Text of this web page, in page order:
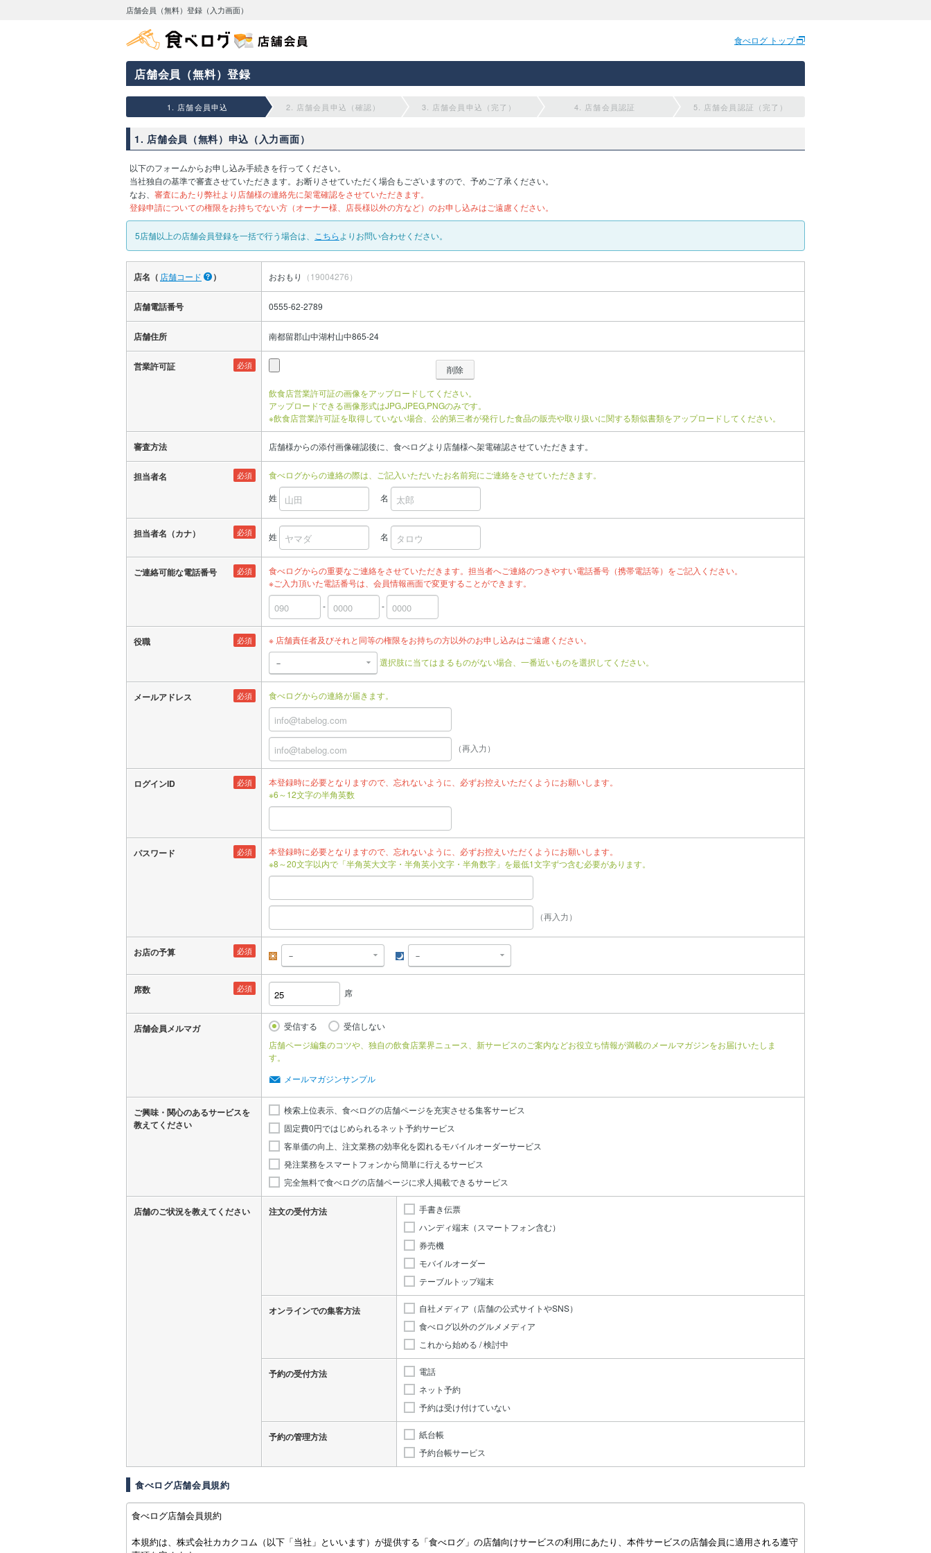
店舗会員（無料）登録（入力画面）
食べログ トップ
店舗会員（無料）登録
1. 店舗会員申込 2. 店舗会員申込（確認） 3. 店舗会員申込（完了） 4. 店舗会員認証 5. 店舗会員認証（完了）
1. 店舗会員（無料）申込（入力画面）
以下のフォームからお申し込み手続きを行ってください。
当社独自の基準で審査させていただきます。お断りさせていただく場合もございますので、予めご了承ください。
なお、 審査にあたり弊社より店舗様の連絡先に架電確認をさせていただきます。
登録申請についての権限をお持ちでない方（オーナー様、店長様以外の方など）のお申し込みはご遠慮ください。
5店舗以上の店舗会員登録を一括で行う場合は、 こちら よりお問い合わせください。
店名（ 店舗コード ） おおもり （19004276）
店舗電話番号 0555-62-2789
店舗住所 南都留郡山中湖村山中865-24
必須
営業許可証
飲食店営業許可証の画像をアップロードしてください。
アップロードできる画像形式はJPG,JPEG,PNGのみです。
※飲食店営業許可証を取得していない場合、公的第三者が発行した食品の販売や取り扱いに関する類似書類をアップロードしてください。
審査方法 店舗様からの添付画像確認後に、食べログより店舗様へ架電確認させていただきます。
必須
担当者名
食べログからの連絡の際は、ご記入いただいたお名前宛にご連絡をさせていただきます。
姓
名
必須
担当者名（カナ） 姓 名
必須
ご連絡可能な電話番号
食べログからの重要なご連絡をさせていただきます。担当者へご連絡のつきやすい電話番号（携帯電話等）をご記入ください。
※ご入力頂いた電話番号は、会員情報画面で変更することができます。
-
-
必須
役職
※ 店舗責任者及びそれと同等の権限をお持ちの方以外のお申し込みはご遠慮ください。
選択肢に当てはまるものがない場合、一番近いものを選択してください。
必須
メールアドレス 食べログからの連絡が届きます。
（再入力）
必須
ログインID
本登録時に必要となりますので、忘れないように、必ずお控えいただくようにお願いします。
※6～12文字の半角英数
必須
パスワード
本登録時に必要となりますので、忘れないように、必ずお控えいただくようにお願いします。
※8～20文字以内で「半角英大文字・半角英小文字・半角数字」を最低1文字ずつ含む必要があります。
（再入力）
必須
お店の予算
必須
席数 席
店舗会員メルマガ 受信する
受信しない
店舗ページ編集のコツや、独自の飲食店業界ニュース、新サービスのご案内などお役立ち情報が満載のメールマガジンをお届けいたしま
す。
メールマガジンサンプル
ご興味・関心のあるサービスを
教えてください
検索上位表示、食べログの店舗ページを充実させる集客サービス
固定費0円ではじめられるネット予約サービス
客単価の向上、注文業務の効率化を図れるモバイルオーダーサービス
発注業務をスマートフォンから簡単に行えるサービス
完全無料で食べログの店舗ページに求人掲載できるサービス
店舗のご状況を教えてください 注文の受付方法
手書き伝票
ハンディ端末（スマートフォン含む）
券売機
モバイルオーダー
テーブルトップ端末
オンラインでの集客方法
自社メディア（店舗の公式サイトやSNS）
食べログ以外のグルメメディア
これから始める / 検討中
予約の受付方法
電話
ネット予約
予約は受け付けていない
予約の管理方法
紙台帳
予約台帳サービス
食べログ店舗会員規約